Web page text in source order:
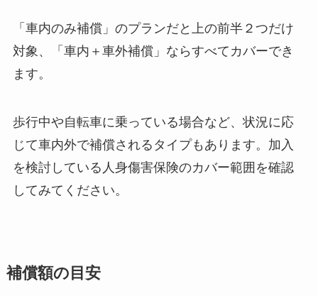
「車内のみ補償」のプランだと上の前半２つだけ
対象、「車内＋車外補償」ならすべてカバーでき
ます。
歩行中や自転車に乗っている場合など、状況に応
じて車内外で補償されるタイプもあります。加入
を検討している人身傷害保険のカバー範囲を確認
してみてください。
補償額の目安